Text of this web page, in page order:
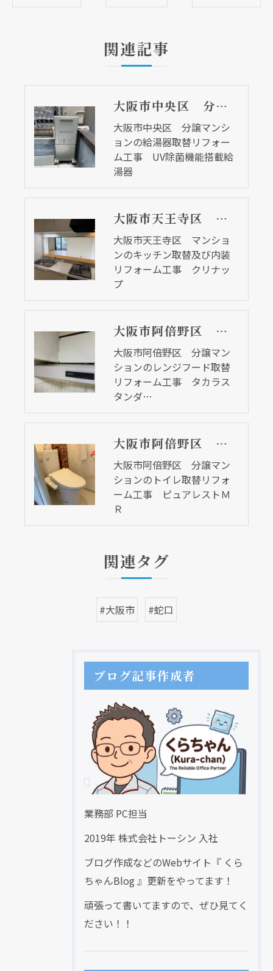
関連記事
大阪市中央区 分譲マンションの給湯器取替リフォーム工事 UV除菌機能搭載給湯器
大阪市中央区 分譲マンシ
ョンの給湯器取替リフォー
ム工事 UV除菌機能搭載給
湯器
大阪市天王寺区 マンションのキッチン取替及び内装リフォーム工事 クリナップ
大阪市天王寺区 マンショ
ンのキッチン取替及び内装
リフォーム工事 クリナッ
プ
大阪市阿倍野区 分譲マンションのレンジフード取替リフォーム工事 タカラスタンダード
大阪市阿倍野区 分譲マン
ションのレンジフード取替
リフォーム工事 タカラス
タンダ…
大阪市阿倍野区 分譲マンションのトイレ取替リフォーム工事 ピュアレストＭＲ
大阪市阿倍野区 分譲マン
ションのトイレ取替リフォ
ーム工事 ピュアレストＭ
Ｒ
関連タグ
#大阪市 #蛇口
ブログ記事作成者
業務部 PC担当
2019年 株式会社トーシン 入社
ブログ作成などのWebサイト『 くら
ちゃんBlog 』更新をやってます！
頑張って書いてますので、ぜひ見てく
ださい！！